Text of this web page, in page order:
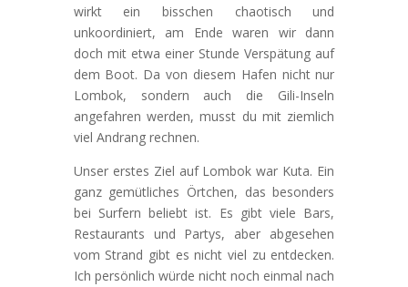
wirkt ein bisschen chaotisch und
unkoordiniert, am Ende waren wir dann
doch mit etwa einer Stunde Verspätung auf
dem Boot. Da von diesem Hafen nicht nur
Lombok, sondern auch die Gili-Inseln
angefahren werden, musst du mit ziemlich
viel Andrang rechnen.
Unser erstes Ziel auf Lombok war Kuta. Ein
ganz gemütliches Örtchen, das besonders
bei Surfern beliebt ist. Es gibt viele Bars,
Restaurants und Partys, aber abgesehen
vom Strand gibt es nicht viel zu entdecken.
Ich persönlich würde nicht noch einmal nach